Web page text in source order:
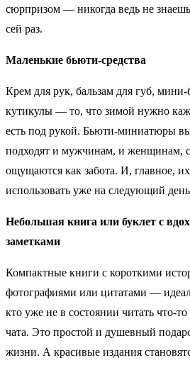
сюрпризом — никогда ведь не
сей раз.
Маленькие бьюти-средства
Крем для рук, бальзам для губ, мини-
кутикулы — то, что зимой нужно
есть под рукой. Бьюти-миниатюры
подходят и мужчинам, и женщинам,
ощущаются как забота. И, главное,
использовать уже на следующий
Небольшая книга или буклет с
заметками
Компактные книги с короткими
фотографиями или цитатами —
кто уже не в состоянии читать что-
чата. Это простой и душевный
жизни. А красивые издания